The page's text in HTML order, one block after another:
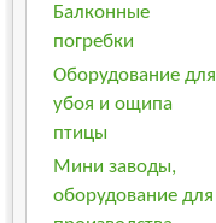
Балконные
погребки
Оборудование для
убоя и ощипа
птицы
Мини заводы,
оборудование для